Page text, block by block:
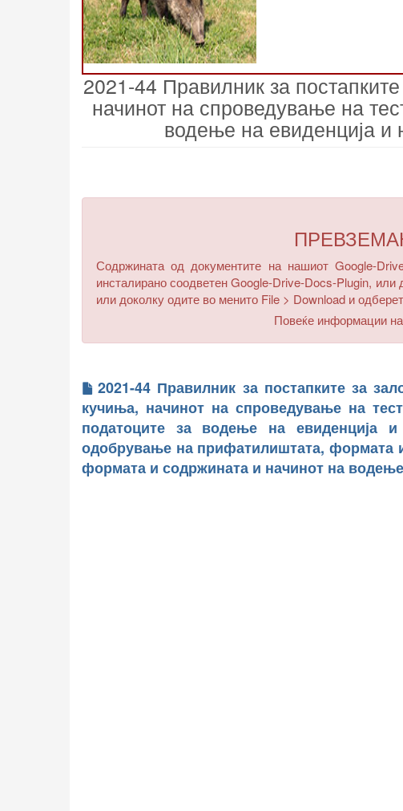
2021-44 Правилник за
начинот на спроведување на
водење на евиденција
Содржината од документите на нашиот Google-
инсталирано соодветен Google-Drive-Docs-Plugin, или
или доколку одите во менито File > Downloadи
Повеќе информации на
2021-44 Правилник за постапките за
кучиња, начинот на спроведување на
податоците за водење на евиденција
одобрување на прифатилиштата, формата
формата и содржината и начинот на